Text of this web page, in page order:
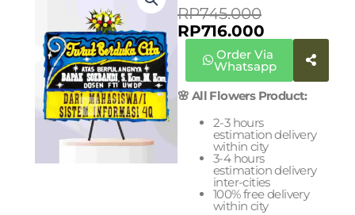
RP745.000
WAS:
RP745.000.
RP716.000
IS:
RP716.000.
Order Via
Whatsapp
🌸 All Flowers Product:
2-3 hours
estimation delivery
within city
3-4 hours
estimation delivery
inter-cities
100% free delivery
within city